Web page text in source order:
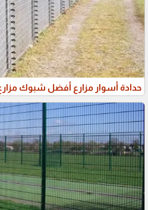
حدادة أسوار مزارع أفضل شبوك مزارع الرياض